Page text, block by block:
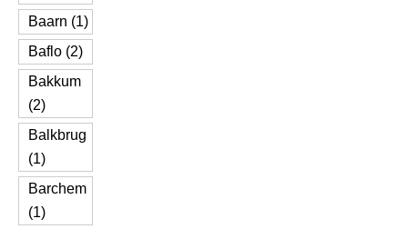
Baarn (1)
Baflo (2)
Bakkum
(2)
Balkbrug
(1)
Barchem
(1)